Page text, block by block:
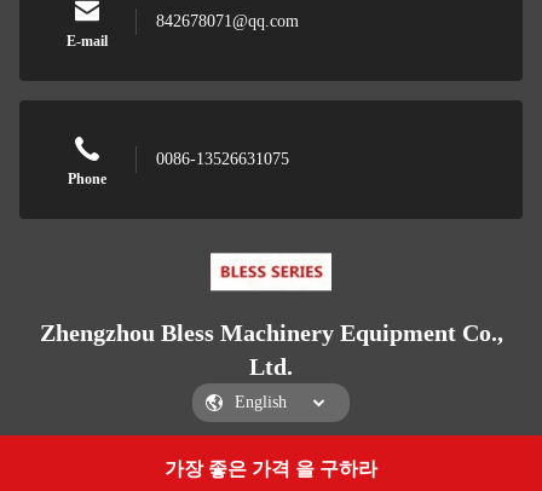
가장 좋은 가격 을 구하라
E-mail
842678071@qq.com
Phone
0086-13526631075
Zhengzhou Bless Machinery Equipment Co.,
Ltd.
Zhengzhou Bless Machinery Equipment Co., Ltd.
Get a Quote